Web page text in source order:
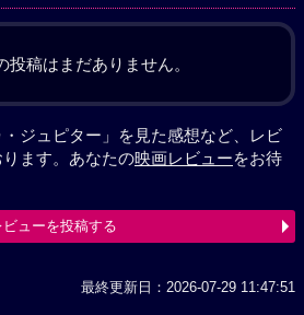
投稿はまだありません。
・ジュピター」を見た感想など、レビ
ます。あなたの映画レビューをお待
ビューを投稿する
最終更新日：2026-07-29 11:47:51